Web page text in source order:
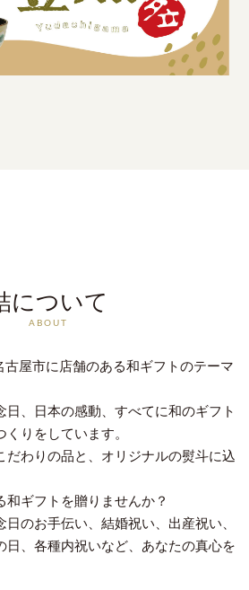
について
ABOUT
古屋市に店舗のある和ギフトのテーマ
日、日本の感動、すべてに和のギフト
りをしています。
だわりの品と、オリジナルの熨斗に込
和ギフトを贈りませんか？
のお手伝い、結婚祝い、出産祝い、
日、各種内祝いなど、あなたの真心を